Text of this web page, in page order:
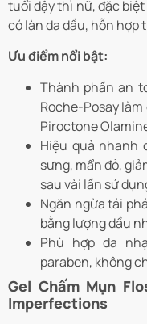
tuổi dậy thì nữ, đặc
có làn da dầu, hỗn hợp
Ưu điểm nổi bật:
Thành phần an
Roche-Posay
Piroctone
Hiệu quả nhanh
sưng, mẩn đỏ,
sau vài lần sử
Ngăn ngừa tái
bằng lượng dầu
Phù hợp da
paraben, không
Gel Chấm Mụn
Imperfections